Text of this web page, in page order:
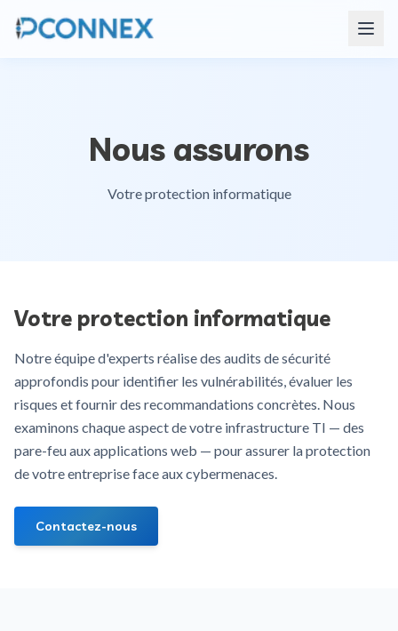
Nous assurons
Votre protection informatique
Votre protection informatique
Notre équipe d'experts réalise des audits de sécurité
approfondis pour identifier les vulnérabilités, évaluer les
risques et fournir des recommandations concrètes. Nous
examinons chaque aspect de votre infrastructure TI — des
pare-feu aux applications web — pour assurer la protection
de votre entreprise face aux cybermenaces.
Contactez-nous